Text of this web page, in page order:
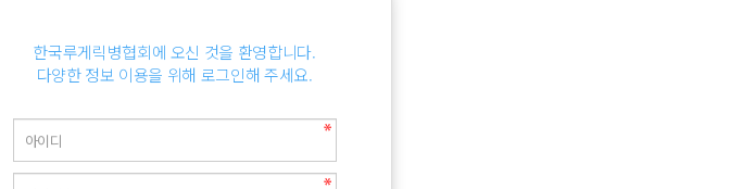
한국루게릭병협회에 오신 것을 환영합니다.
다양한 정보 이용을 위해 로그인해 주세요.